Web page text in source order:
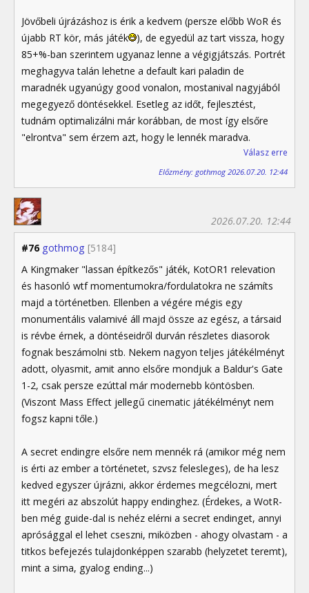
Jövőbeli újrázáshoz is érik a kedvem (persze előbb WoR és
újabb RT kör, más játék
), de egyedül az tart vissza, hogy
85+%-ban szerintem ugyanaz lenne a végigjátszás. Portrét
meghagyva talán lehetne a default kari paladin de
maradnék ugyanúgy good vonalon, mostanival nagyjából
megegyező döntésekkel. Esetleg az időt, fejlesztést,
tudnám optimalizálni már korábban, de most így elsőre
"elrontva" sem érzem azt, hogy le lennék maradva.
Válasz erre
Előzmény: gothmog 2026.07.20. 12:44
#76 gothmog [5184]
2026.07.20. 12:44
A Kingmaker "lassan építkezős" játék, KotOR1 relevation
és hasonló wtf momentumokra/fordulatokra ne számíts
majd a történetben. Ellenben a végére mégis egy
monumentális valamivé áll majd össze az egész, a társaid
is révbe érnek, a döntéseidről durván részletes diasorok
fognak beszámolni stb. Nekem nagyon teljes játékélményt
adott, olyasmit, amit anno elsőre mondjuk a Baldur's Gate
1-2, csak persze ezúttal már modernebb köntösben.
(Viszont Mass Effect jellegű cinematic játékélményt nem
fogsz kapni tőle.)
A secret endingre elsőre nem mennék rá (amikor még nem
is érti az ember a történetet, szvsz felesleges), de ha lesz
kedved egyszer újrázni, akkor érdemes megcélozni, mert
itt megéri az abszolút happy endinghez. (Érdekes, a WotR-
ben még guide-dal is nehéz elérni a secret endinget, annyi
aprósággal el lehet cseszni, miközben - ahogy olvastam - a
titkos befejezés tulajdonképpen szarabb (helyzetet teremt),
mint a sima, gyalog ending...)